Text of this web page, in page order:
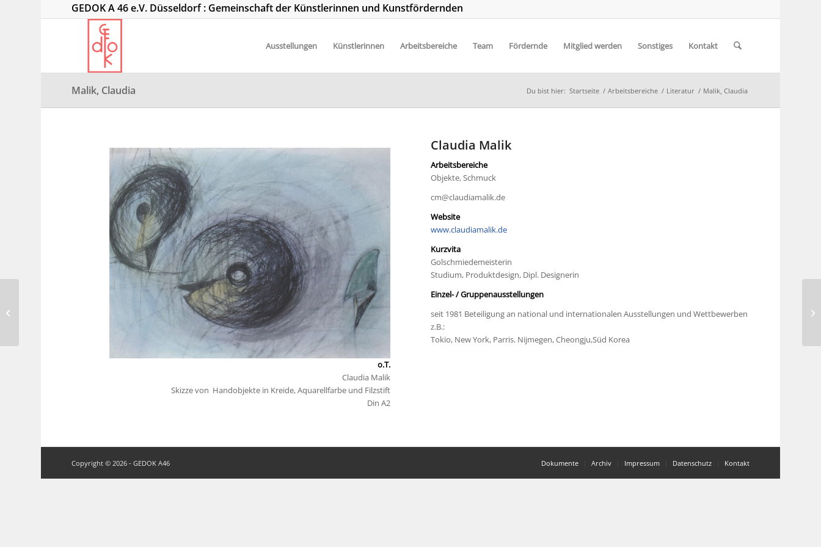
GEDOK A 46 e.V. Düsseldorf : Gemeinschaft der Künstlerinnen und Kunstfördernden
Ausstellungen Künstlerinnen Arbeitsbereiche Team Fördernde Mitglied werden Sonstiges Kontakt
Malik, Claudia Du bist hier: Startseite / Arbeitsbereiche / Literatur / Malik, Claudia
o.T.
Claudia Malik
Skizze von Handobjekte in Kreide, Aquarellfarbe und Filzstift
Din A2
Claudia Malik
Arbeitsbereiche
Objekte, Schmuck
cm@claudiamalik.de
Website
www.claudiamalik.de
Kurzvita
Golschmiedemeisterin
Studium, Produktdesign, Dipl. Designerin
Einzel- / Gruppenausstellungen
seit 1981 Beteiligung an national und internationalen Ausstellungen und Wettbewerben
z.B.:
Tokio, New York, Parris. Nijmegen, Cheongju,Süd Korea
Copyright © 2026 - GEDOK A46 Dokumente Archiv Impressum Datenschutz Kontakt